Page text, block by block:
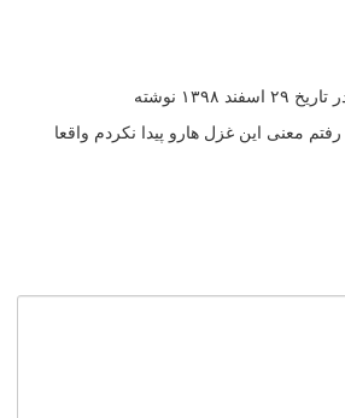
۱۳۹۸ نوشته
معنی این غزل هارو پیدا نکردم واقعا